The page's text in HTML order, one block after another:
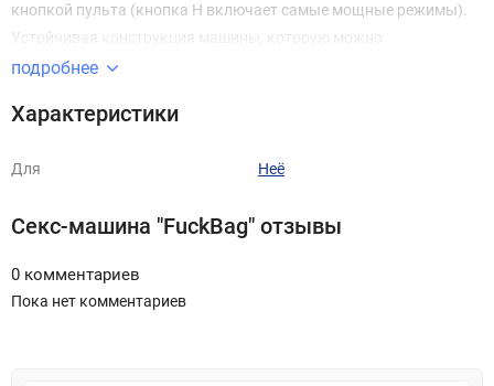
кнопкой пульта (кнопка H включает самые мощные режимы).
Устойчивая конструкция машины, которую можно
расположить на любой поверхности (в т.ч. на мягкой).
легкая, несложная в сборке и удобная в хранении – FuckBag
забывайте использовать сумку по назначению, для этого
потребуются батарейки.
Особенности желтой секс машины FuckBag:
подробнее
Характеристики
Для Неё
Секс-машина "FuckBag" отзывы
0 комментариев
Пока нет комментариев